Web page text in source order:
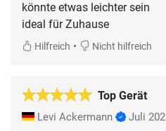
könnte etwas leichter sein
ideal für Zuhause
Hilfreich • Nicht hilfreich
Top Gerät
Levi Ackermann Juli